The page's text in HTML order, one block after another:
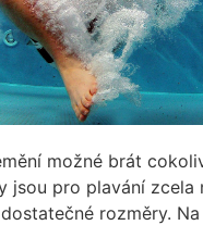
možné brát
jsou pro plavání zcela
rozměry.